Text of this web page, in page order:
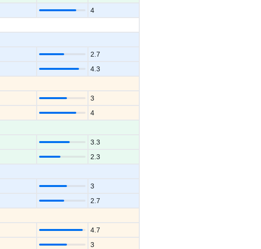
4
2.7
4.3
3
4
3.3
2.3
3
2.7
4.7
3